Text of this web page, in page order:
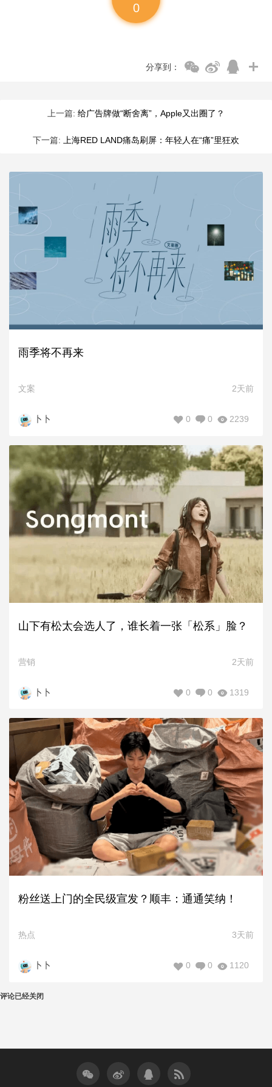
0
分享到：
上一篇: 给广告牌做“断舍离”，Apple又出圈了？
下一篇: 上海RED LAND痛岛刷屏：年轻人在“痛”里狂欢
雨季将不再来
文案 2天前
卜卜 2239
0
0
山下有松太会选人了，谁长着一张「松系」脸？
营销 2天前
卜卜 1319
0
0
粉丝送上门的全民级宣发？顺丰：通通笑纳！
热点 3天前
卜卜 1120
0
0
评论已经关闭